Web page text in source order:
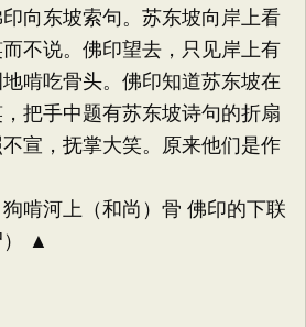
向东坡索句。苏东坡向岸上看
不说。佛印望去，只见岸上有
啃吃骨头。佛印知道苏东坡在
把手中题有苏东坡诗句的折扇
宣，抚掌大笑。原来他们是作
河上（和尚）骨 佛印的下联
） ▲